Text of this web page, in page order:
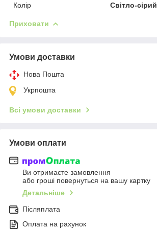
Колір
Світло-сірий
Приховати
Умови доставки
Нова Пошта
Укрпошта
Всі умови доставки
Умови оплати
Ви отримаєте замовлення
або гроші повернуться на вашу картку
Детальніше
Післяплата
Оплата на рахунок